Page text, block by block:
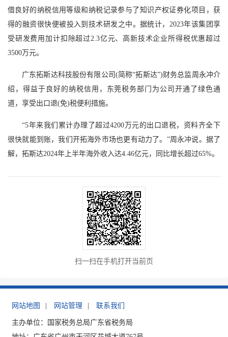
借良好的纳税信用等级和纳税记录参与了知识产权证券化项目，获
得的融资很快便被投入到技术研发之中。据统计，2023年该集团享
受研发费用加计扣除超过2.3亿元、高新技术企业所得税优惠超过
3500万元。
广东拓斯达科技股份有限公司(简称“拓斯达”)财务总监周永冲介
绍，得益于良好的纳税信用，东莞税务部门为公司开通了绿色通
道，享受出口退(免)税便利措施。
“5年来我们累计办理了超过4200万元的出口退税，资料齐全下
很快就能到账，我们开拓海外市场也更有动力了。”周永冲说。据了
解，拓斯达2024年上半年海外收入达4.46亿元，同比增长超过65%。
扫一扫在手机打开当前页
网站地图 | 网站管理 | 联系我们
主办单位：国家税务总局广东省税务局